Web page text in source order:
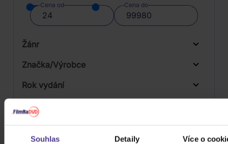
Souhlas Detaily Více o
Cena od Cena do
Žánr
Značka/Výrobce
Rok vydání
Dostupnost